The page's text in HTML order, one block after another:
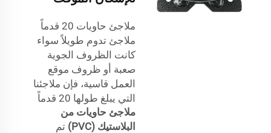
ملاجئ حاويات 20 قدماً
ملاجئ تدوم طويلاً سواء
كانت الظروف الجوية
صعبة أو ظروف موقع
العمل قاسية، فإن ملاجئنا
التي يبلغ طولها 20 قدماً
ملاجئ حاويات من
البلاستيك (PVC)
تم